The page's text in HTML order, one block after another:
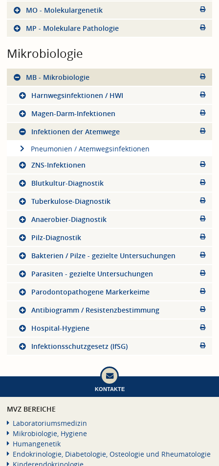
MO - Molekulargenetik
MP - Molekulare Pathologie
Mikrobiologie
MB - Mikrobiologie
Harnwegsinfektionen / HWI
Magen-Darm-Infektionen
Infektionen der Atemwege
Pneumonien / Atemwegsinfektionen
ZNS-Infektionen
Blutkultur-Diagnostik
Tuberkulose-Diagnostik
Anaerobier-Diagnostik
Pilz-Diagnostik
Bakterien / Pilze - gezielte Untersuchungen
Parasiten - gezielte Untersuchungen
Parodontopathogene Markerkeime
Antibiogramm / Resistenzbestimmung
Hospital-Hygiene
Infektionsschutzgesetz (IfSG)
KONTAKTE
MVZ BEREICHE
Laboratoriumsmedizin
Mikrobiologie, Hygiene
Humangenetik
Endokrinologie, Diabetologie, Osteologie und Rheumatologie